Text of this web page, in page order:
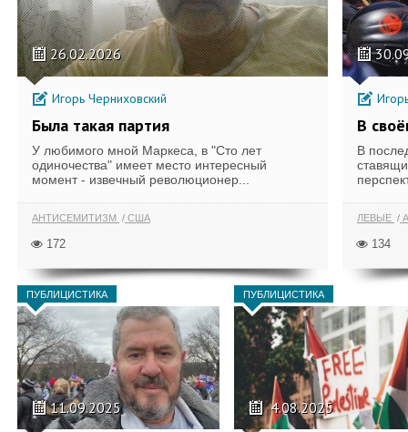
26.02.2026
Игорь Черниховский
Была такая партия
У любимого мной Маркеса, в "Сто лет
одиночества" имеет место интересный
момент - извечный революционер...
АНТИСЕМИТИЗМ США
172
В
В
ЛЕВЫЕ
134
ПУБЛИЦИСТИКА
11.09.2025
ПУБЛИЦИСТИКА
4.08.2025